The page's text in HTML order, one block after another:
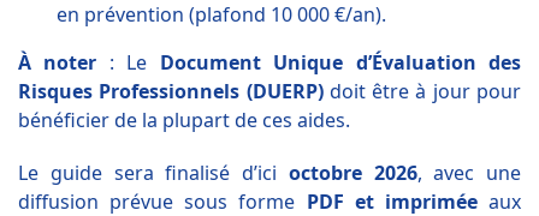
en prévention (plafond 10 000 €/an).
À noter : Le Document Unique d’Évaluation des
Risques Professionnels (DUERP)doit être à jour pour
bénéficier de la plupart de ces aides.
Le guide sera finalisé d’ici octobre 2026, avec une
diffusion prévue sous forme PDF et impriméeaux